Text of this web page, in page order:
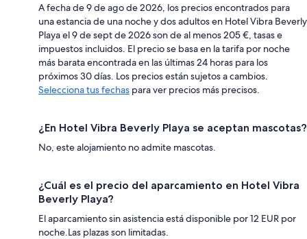
A fecha de 9 de ago de 2026, los precios encontrados para
una estancia de una noche y dos adultos en Hotel Vibra Beverly
Playa el 9 de sept de 2026 son de al menos 205 €, tasas e
impuestos incluidos. El precio se basa en la tarifa por noche
más barata encontrada en las últimas 24 horas para los
próximos 30 días. Los precios están sujetos a cambios.
Selecciona tus fechas para ver precios más precisos.
¿En Hotel Vibra Beverly Playa se aceptan mascotas?
No, este alojamiento no admite mascotas.
¿Cuál es el precio del aparcamiento en Hotel Vibra
Beverly Playa?
El aparcamiento sin asistencia está disponible por 12 EUR por
noche.Las plazas son limitadas.